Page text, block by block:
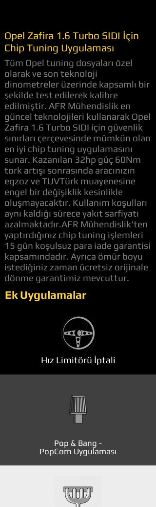
Opel Zafira 1.6 Turbo SIDI İçin
Chip Tuning Uygulaması
Tüm Opel tuning dosyaları özel
olarak ve son teknoloji
dinometreler üzerinde kapsamlı bir
şekilde test edilerek kalibre
edilmiştir. AFR Mühendislik en
güncel teknolojileri kullanarak Opel
Zafira 1.6 Turbo SIDI için güvenlik
sınırları çerçevesinde mümkün olan
en iyi chip tuning uygulamasını
sunar. Kazanılan 32hp güç 60Nm
tork artışı sonrasında aracınızın
egzoz ve TUVTürk muayenesine
engel bir değişiklik kesinlikle
oluşmayacaktır. Kullanım koşulları
aynı kaldığı sürece yakıt sarfiyatı
azalmaktadır.AFR Mühendislik'ten
yaptırdığınız chip tuning işlemleri
15 gün koşulsuz para iade garantisi
kapsamındadır. Ayrıca ömür boyu
istediğiniz zaman ücretsiz orijinale
dönme garantimiz mevcuttur.
Ek Uygulamalar
Hız Limitörü İptali
Pop & Bang -
PopCorn Uygulaması